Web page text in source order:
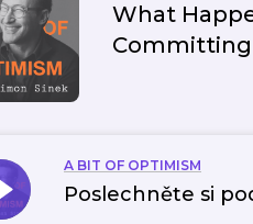
What
Committing
A BIT OF OPTIMISM
Poslechněte si